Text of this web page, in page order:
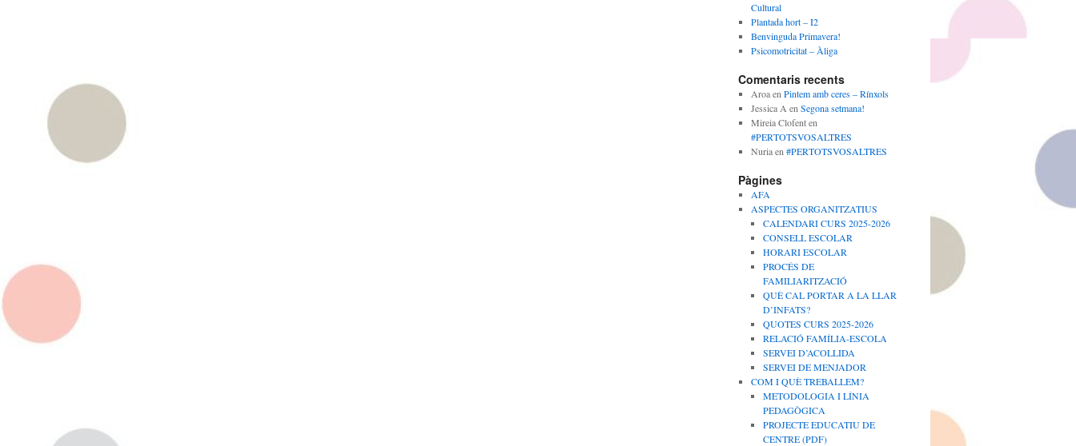
Cultural
Plantada hort – I2
Benvinguda Primavera!
Psicomotricitat – Àliga
Comentaris recents
Aroaen Pintem amb ceres – Rínxols
Jessica A en Segona setmana!
Mireia Clofenten
#PERTOTSVOSALTRES
Nuriaen #PERTOTSVOSALTRES
Pàgines
AFA
ASPECTES ORGANITZATIUS
CALENDARI CURS 2025-2026
CONSELL ESCOLAR
HORARI ESCOLAR
PROCÉS DE
FAMILIARITZACIÓ
QUÈ CAL PORTAR A LA LLAR
D’INFATS?
QUOTES CURS 2025-2026
RELACIÓ FAMÍLIA-ESCOLA
SERVEI D’ACOLLIDA
SERVEI DE MENJADOR
COM I QUÈ TREBALLEM?
METODOLOGIA I LÍNIA
PEDAGÒGICA
PROJECTE EDUCATIU DE
CENTRE (PDF)